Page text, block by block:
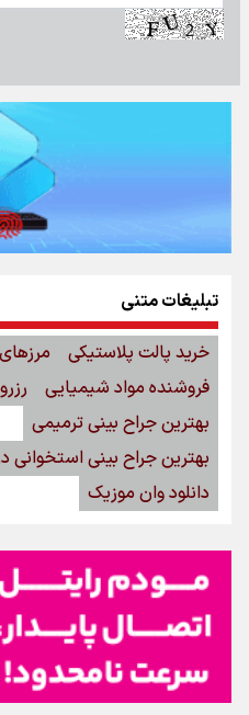
تبلیغات متنی
خرید پالت پلاستیکی
فروشنده مواد شیمیایی
بهترین جراح بینی ترمیمی
بهترین جراح بینی استخوانی
دانلود وان موزیک